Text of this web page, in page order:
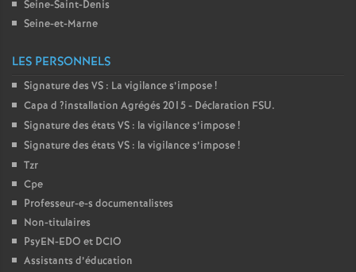
Seine-Saint-Denis
Seine-et-Marne
LES PERSONNELS
Signature des VS : La vigilance s’impose!
Capa d ?installation Agrégés 2015 - Déclaration FSU.
Signature des états VS : la vigilance s’impose!
Signature des états VS : la vigilance s’impose!
Tzr
Cpe
Professeur-e-s documentalistes
Non-titulaires
PsyEN-EDO et DCIO
Assistants d’éducation